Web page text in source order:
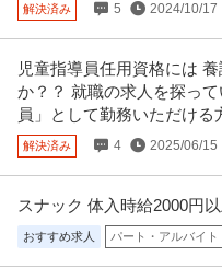
解決済み 5 2024/10/17
児童指導員任用資格には
か？？ 就職の求人を探っ
員」として勤務いただける
解決済み 4 2025/06/15
スナック 体入時給2000円以
おすすめ求人 パート・アルバイト